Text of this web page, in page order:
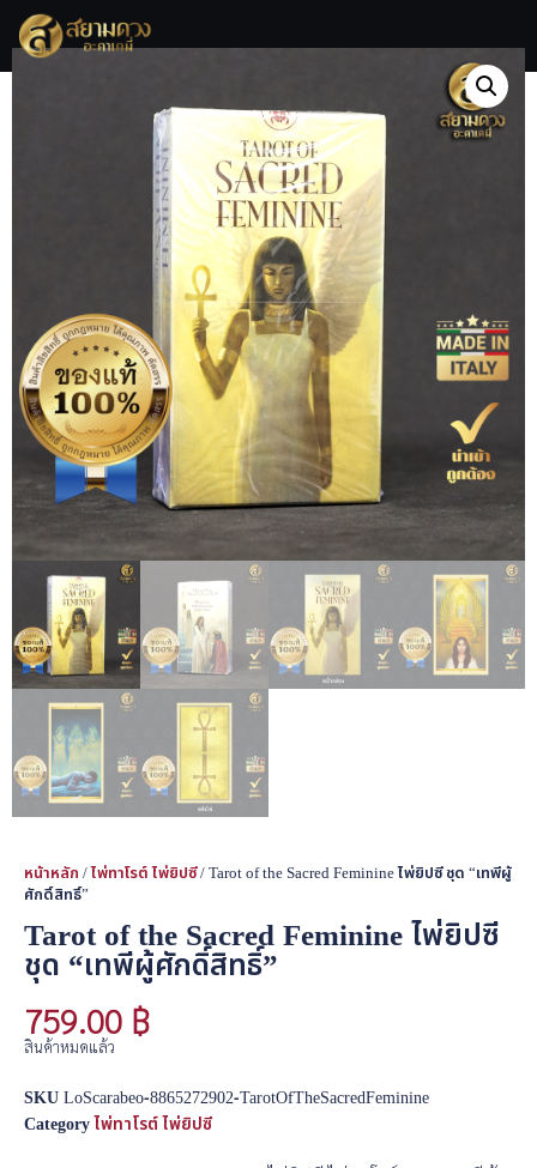
หน้าหลัก /ไพ่ทาโรต์ ไพ่ยิปซี/ Tarot of the Sacred Feminine ไพ่ยิปซี ชุด “เทพีผู้
ศักดิ์สิทธิ์”
Tarot of the Sacred Feminine ไพ่ยิปซี
ชุด “เทพีผู้ศักดิ์สิทธิ์”
759.00 ฿
สินค้าหมดแล้ว
SKULoScarabeo-8865272902-TarotOfTheSacredFeminine
Categoryไพ่ทาโรต์ ไพ่ยิปซี